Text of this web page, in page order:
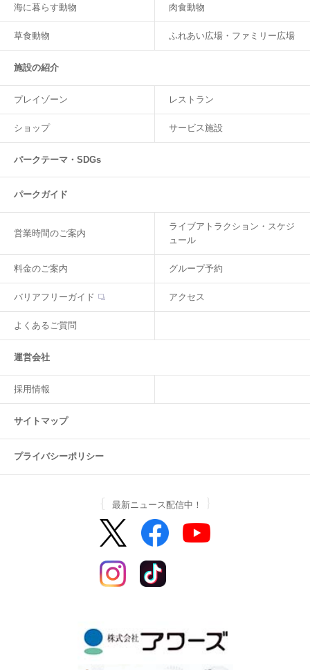
海に暮らす動物 肉食動物
草食動物 ふれあい広場・ファミリー広場
施設の紹介
プレイゾーン レストラン
ショップ サービス施設
パークテーマ・SDGs
パークガイド
営業時間のご案内
ライブアトラクション・スケジ
ュール
料金のご案内 グループ予約
バリアフリーガイド アクセス
よくあるご質問
運営会社
採用情報
サイトマップ
プライバシーポリシー
最新ニュース配信中！